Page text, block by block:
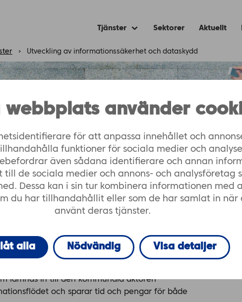
webbplats använder
för att anpassa innehållet och
funktioner för sociala medier och
även sådana identifierare och annan
till de sociala medier och annons- och analysföretag
Dessa kan i sin tur kombinera informationen med
du har tillhandahållit eller som de har samlat in när
använt deras tjänster.
alla Nödvändig Visa detaljer
Tjänster
Expand
menu
Sektorer Aktuellt
› Utveckling av informationssäkerhet och dataskydd
för elektroniska tillståndstransaktioner i byggd
samt kommuninvånare och företag.
tillståndshanteringen och förbättrar
lämnas in till den kommunala aktören
och sparar tid och pengar för både